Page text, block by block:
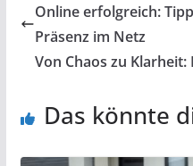
Online erfolgreich:
Präsenz im Netz
Von Chaos zu
Das könnte